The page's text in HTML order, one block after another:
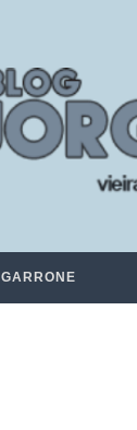
GARRONE